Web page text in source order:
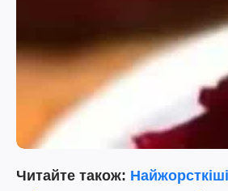
Читайте також: